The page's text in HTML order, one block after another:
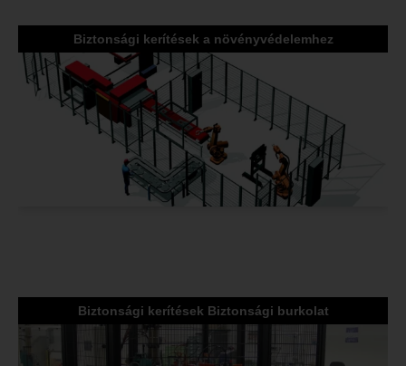
Biztonsági kerítések a növényvédelemhez
Biztonsági kerítések Biztonsági burkolat